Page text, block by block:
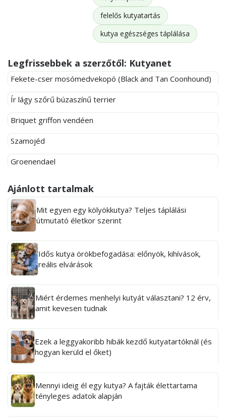
felelős kutyatartás
kutya egészséges táplálása
Legfrissebbek a szerzőtől: Kutyanet
Fekete-cser mosómedvekopó (Black and Tan Coonhound)
Ír lágy szőrű búzaszínű terrier
Briquet griffon vendéen
Szamojéd
Groenendael
Ajánlott tartalmak
Mit egyen egy kölyökkutya? Teljes táplálási
útmutató életkor szerint
Idős kutya örökbefogadása: előnyök, kihívások,
reális elvárások
Miért érdemes menhelyi kutyát választani? 12 érv,
amit kevesen tudnak
Ezek a leggyakoribb hibák kezdő kutyatartóknál (és
hogyan kerüld el őket)
Mennyi ideig él egy kutya? A fajták élettartama
tényleges adatok alapján